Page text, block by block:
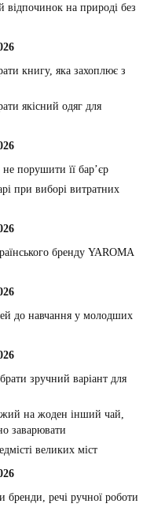
відпочинок на природі без
книгу, яка захоплює з
якісний одяг для
порушити її бар’єр
при виборі витратних
бренду YAROMA
до навчання у молодших
зручний варіант для
на жоден інший чай,
заварювати
великих міст
речі ручної роботи